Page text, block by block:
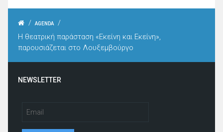
/ AGENDA
/
Η θεατρική παράσταση «Εκείνη και Εκείνη»,
παρουσιάζεται στο Λουξεμβούργο
NEWSLETTER